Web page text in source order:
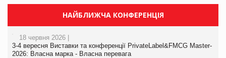
НАЙБЛИЖЧА КОНФЕРЕНЦІЯ
18 червня 2026 |
3-4 вересня Виставки та конференції PrivateLabel&FMCG Master-
2026: Власна марка - Власна перевага